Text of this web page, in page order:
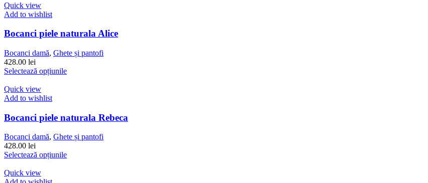
variații.
pot
fi
în
Quick view
Add to wishlist
Bocanci piele naturala Alice
Bocanci damă, Ghete și pantofi
428.00 lei
Selectează opțiunileAcest
variații.
Opțiunile
pot
fi
în
Quick view
Add to wishlist
Bocanci piele naturala Rebeca
Bocanci damă, Ghete și pantofi
428.00 lei
Selectează opțiunileAcest
Quick view